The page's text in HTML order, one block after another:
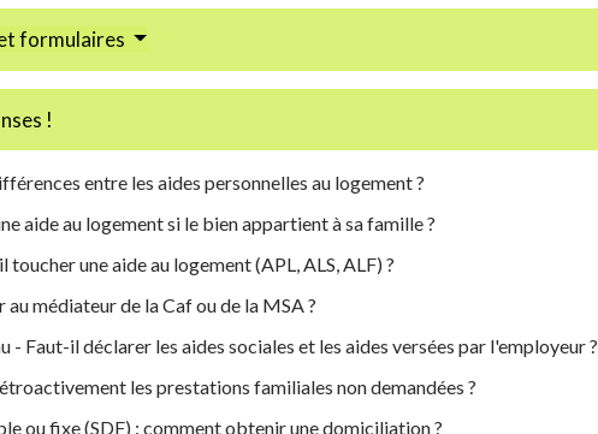
formulaires
!
entre les aides personnelles au logement ?
aide au logement si le bien appartient à sa famille ?
une aide au logement (APL, ALS, ALF) ?
médiateur de la Caf ou de la MSA ?
- Faut-il déclarer les aides sociales et les aides versées par l'employeur ?
les prestations familiales non demandées ?
ou fixe (SDF) : comment obtenir une domiciliation ?